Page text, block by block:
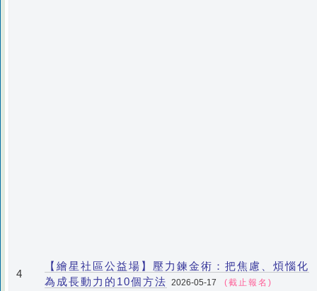
4
【繪星社區公益場】壓力鍊金術：把焦慮、煩惱化
為成長動力的10個方法 2026-05-17 (截止報名)